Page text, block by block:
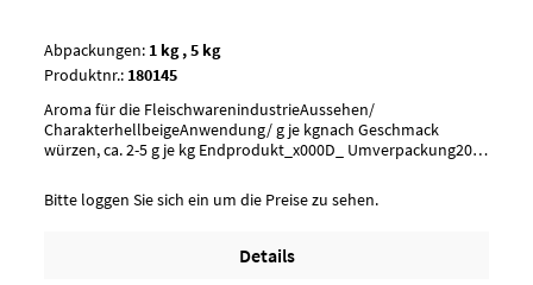
Abpackungen:
1 kg , 5 kg
Produktnr.: 180145
Aroma für die FleischwarenindustrieAussehen/
CharakterhellbeigeAnwendung/ g je kgnach Geschmack
würzen, ca. 2-5 g je kg Endprodukt_x000D_ Umverpackung20
zertifiziert
Bitte loggen Sie sich ein um die Preise zu sehen.
Details